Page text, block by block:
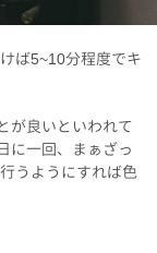
ば5~10分程度でキ
が良いといわれて
に一回、まぁざっ
うようにすれば色